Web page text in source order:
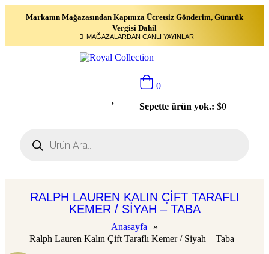
Markanın Mağazasından Kapınıza Ücretsiz Gönderim, Gümrük
Vergisi Dahil
MAĞAZALARDAN CANLI YAYINLAR
0
Sepette ürün yok.: $0
RALPH LAUREN KALIN ÇIFT TARAFLI
KEMER / SIYAH – TABA
Anasayfa
»
Ralph Lauren Kalın Çift Taraflı Kemer / Siyah – Taba